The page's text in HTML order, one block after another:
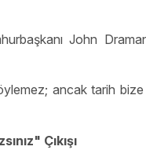
John
ancak tarih
Çıkışı